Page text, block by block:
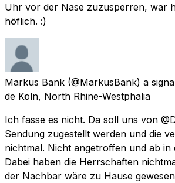
Uhr vor der Nase zuzusperren, war
höflich. :)
Markus Bank (@MarkusBank) a
de Köln, North Rhine-Westphalia
Ich fasse es nicht. Da soll uns von
Sendung zugestellt werden und die
nichtmal. Nicht angetroffen und ab in
Dabei haben die Herrschaften
der Nachbar wäre zu Hause